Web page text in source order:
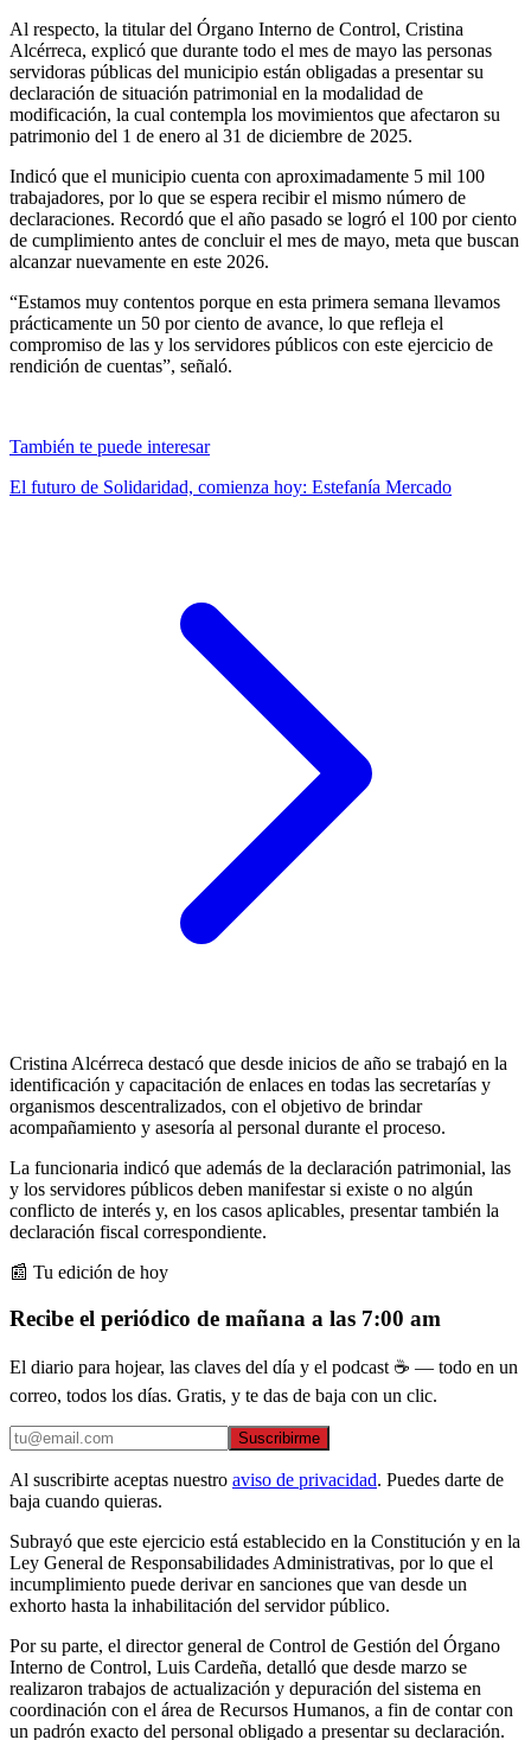
Al respecto, la titular del Órgano Interno de Control, Cristina
Alcérreca, explicó que durante todo el mes de mayo las personas
servidoras públicas del municipio están obligadas a presentar su
declaración de situación patrimonial en la modalidad de
modificación, la cual contempla los movimientos que afectaron su
patrimonio del 1 de enero al 31 de diciembre de 2025.
Indicó que el municipio cuenta con aproximadamente 5 mil 100
trabajadores, por lo que se espera recibir el mismo número de
declaraciones. Recordó que el año pasado se logró el 100 por ciento
de cumplimiento antes de concluir el mes de mayo, meta que buscan
alcanzar nuevamente en este 2026.
“Estamos muy contentos porque en esta primera semana llevamos
prácticamente un 50 por ciento de avance, lo que refleja el
compromiso de las y los servidores públicos con este ejercicio de
rendición de cuentas”, señaló.
También te puede interesar
El futuro de Solidaridad, comienza hoy: Estefanía Mercado
Cristina Alcérreca destacó que desde inicios de año se trabajó en la
identificación y capacitación de enlaces en todas las secretarías y
organismos descentralizados, con el objetivo de brindar
acompañamiento y asesoría al personal durante el proceso.
La funcionaria indicó que además de la declaración patrimonial, las
y los servidores públicos deben manifestar si existe o no algún
conflicto de interés y, en los casos aplicables, presentar también la
declaración fiscal correspondiente.
📰 Tu edición de hoy
Recibe el periódico de mañana a las 7:00 am
El diario para hojear, las claves del día y el podcast ☕ — todo en un
correo, todos los días. Gratis, y te das de baja con un clic.
Suscribirme
Al suscribirte aceptas nuestro aviso de privacidad. Puedes darte de
baja cuando quieras.
Subrayó que este ejercicio está establecido en la Constitución y en la
Ley General de Responsabilidades Administrativas, por lo que el
incumplimiento puede derivar en sanciones que van desde un
exhorto hasta la inhabilitación del servidor público.
Por su parte, el director general de Control de Gestión del Órgano
Interno de Control, Luis Cardeña, detalló que desde marzo se
realizaron trabajos de actualización y depuración del sistema en
coordinación con el área de Recursos Humanos, a fin de contar con
un padrón exacto del personal obligado a presentar su declaración.